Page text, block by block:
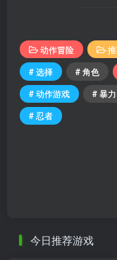
动作冒险
# 选择
# 角色
# 动作游戏
# 暴力
# 忍者
今日推荐游戏